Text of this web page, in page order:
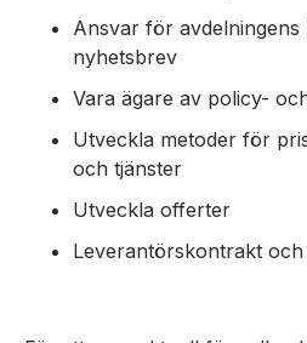
Ansvar för avdelningens
nyhetsbrev
Vara ägare av policy-
Utveckla metoder för
och tjänster
Utveckla offerter
Leverantörskontrakt